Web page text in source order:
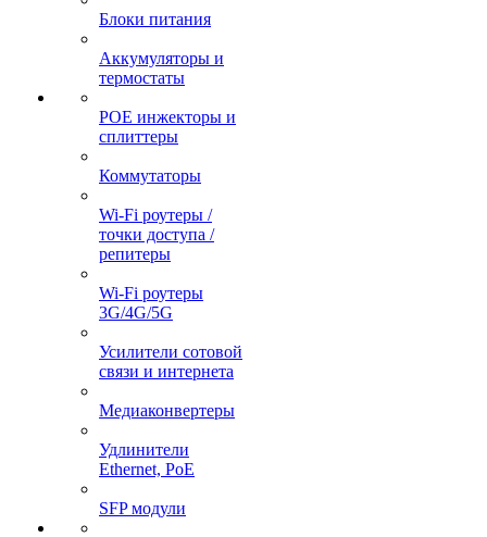
Блоки питания
Аккумуляторы и
термостаты
POE инжекторы и
сплиттеры
Коммутаторы
Wi-Fi роутеры /
точки доступа /
репитеры
Wi-Fi роутеры
3G/4G/5G
Усилители сотовой
связи и интернета
Медиаконвертеры
Удлинители
Ethernet, PoE
SFP модули